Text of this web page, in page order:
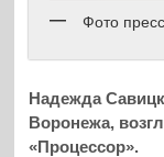
Фото
Надежда
Воронежа,
«Процессор».